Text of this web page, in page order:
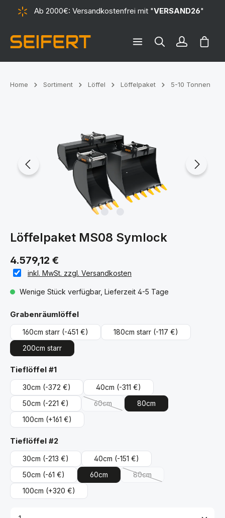
springenAb 2000€: Versandkostenfrei mit "VERSAND26"
Home Sortiment Löffel Löffelpaket 5-10 Tonnen
Löffelpaket MS08 Symlock
4.579,12 €
inkl. MwSt. zzgl. Versandkosten
Wenige Stück verfügbar, Lieferzeit 4-5 Tage
Grabenräumlöffelauswählen
160cm starr (-451 €) 180cm starr (-117 €)
200cm starr
Tieflöffel #1auswählen
30cm (-372 €) 40cm (-311 €)
50cm (-221 €) 60cm
(Diese Option ist zurzeit nicht verfügbar.)
80cm
100cm (+161 €)
Tieflöffel #2auswählen
30cm (-213 €) 40cm (-151 €)
50cm (-61 €) 60cm 80cm
(Diese Option ist zurzeit
100cm (+320 €)
Produkt Anzahl: Gib den gewünschten Wert ein